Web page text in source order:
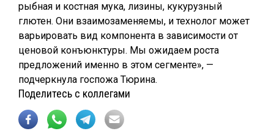
рыбная и костная мука, лизины, кукурузный
глютен. Они взаимозаменяемы, и технолог может
варьировать вид компонента в зависимости от
ценовой конъюнктуры. Мы ожидаем роста
предложений именно в этом сегменте», —
подчеркнула госпожа Тюрина.
Поделитесь с коллегами